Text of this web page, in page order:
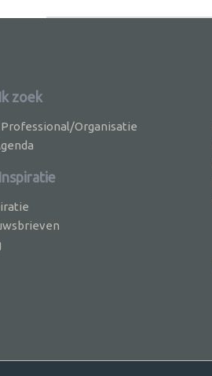
Ik zoek
Organisatie
Inspiratie